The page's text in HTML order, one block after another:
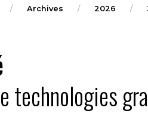
Archives 2026
technologies